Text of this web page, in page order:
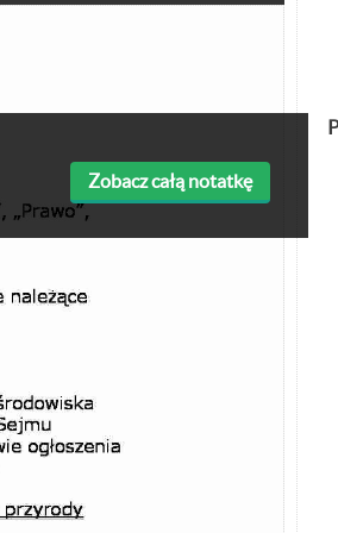
Zobacz całą notatkę